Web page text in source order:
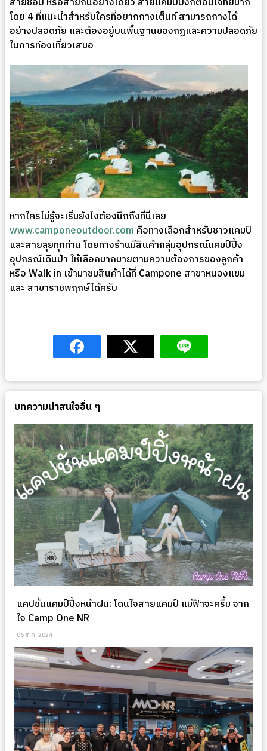
โดย 4 ที่แนะนำสำหรับใครที่อยากกางเต็นท์ สามารถกางได้
อย่างปลอดภัย และต้องอยู่บนพื้นฐานของกฎและความปลอดภัย
ในการท่องเที่ยวเสมอ
หากใครไม่รู้จะเริ่มยังไงต้องนึกถึงที่นี่เลย
www.camponeoutdoor.com คือทางเลือกสำหรับชาวแคมป์
และสายลุยทุกท่าน โดยทางร้านมีสินค้ากลุ่มอุปกรณ์แคมป์ปิ้ง
อุปกรณ์เดินป่า ให้เลือกมากมายตามความต้องการของลูกค้า
หรือ Walk in เข้ามาชมสินค้าได้ที่ Campone สาขาหนองแขม
และ สาขาราชพฤกษ์ได้ครับ
บทความน่าสนใจอื่น ๆ
แคปชั่นแคมป์ปิ้งหน้าฝน: โดนใจสายแคมป์ แม้ฟ้าจะครึ้ม จาก
ใจ Camp One NR
06 ส.ค. 2024